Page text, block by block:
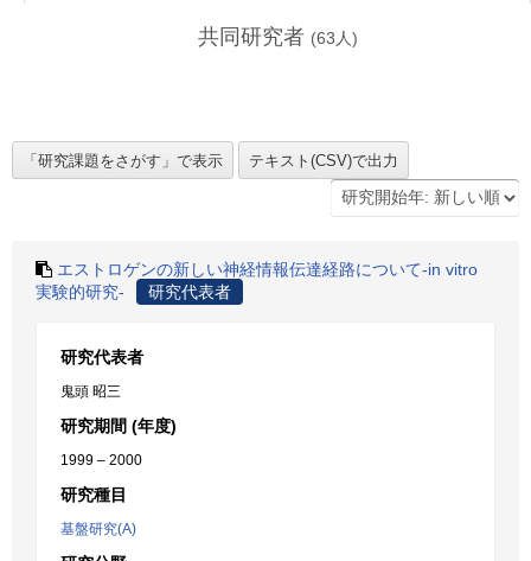
共同研究者 (63 人)
エストロゲンの新しい神経情報伝達経路について-in vitro
実験的研究-
研究代表者
研究代表者
鬼頭 昭三
研究期間 (年度)
1999 – 2000
研究種目
基盤研究(A)